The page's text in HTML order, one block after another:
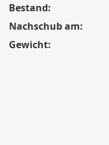
Bestand:
Nachschub am:
Gewicht: